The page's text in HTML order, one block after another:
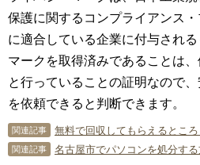
保護に関するコンプライアンス・
に適合している企業に付与され
マークを取得済みであることは
と行っていることの証明なので
を依頼できると判断できます。
関連記事
関連記事